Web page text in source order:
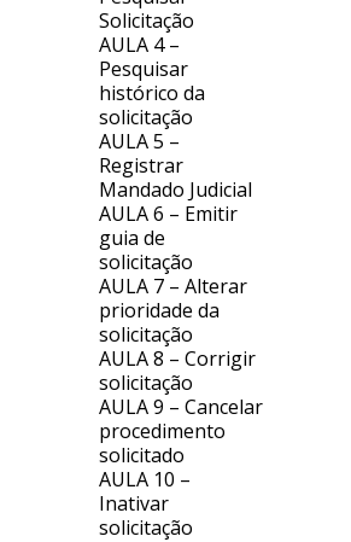
Solicitação
AULA 4 –
Pesquisar
histórico da
solicitação
AULA 5 –
Registrar
Mandado Judicial
AULA 6 – Emitir
guia de
solicitação
AULA 7 – Alterar
prioridade da
solicitação
AULA 8 – Corrigir
solicitação
AULA 9 – Cancelar
procedimento
solicitado
AULA 10 –
Inativar
solicitação